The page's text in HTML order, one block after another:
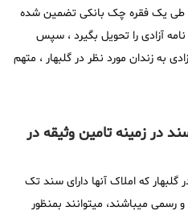
طی یک فقره چک بانکی تضمین شده
آزادی را تحویل بگیرد ، سپس
به زندان مورد نظر در گلبهار ، متهم
در زمینه تامین وثیقه در
که املاک آنها دارای سند تک
و رسمی میباشند، میتوانند بمنظور